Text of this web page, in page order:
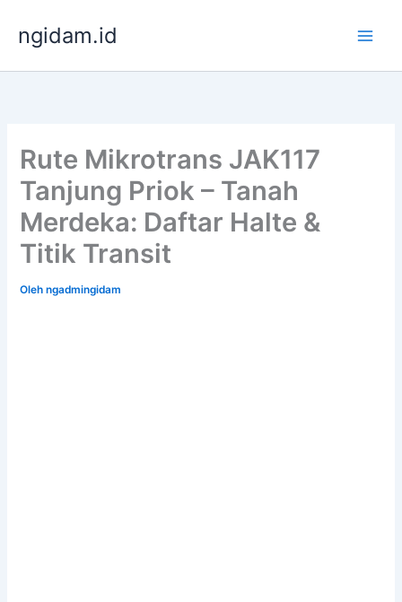
konten
ngidam.id
Rute Mikrotrans JAK117
Tanjung Priok – Tanah
Merdeka: Daftar Halte &
Titik Transit
Olehngadmingidam